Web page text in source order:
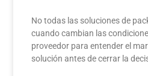
No todas las soluciones de
cuando cambian las
proveedor para entender el
solución antes de cerrar la